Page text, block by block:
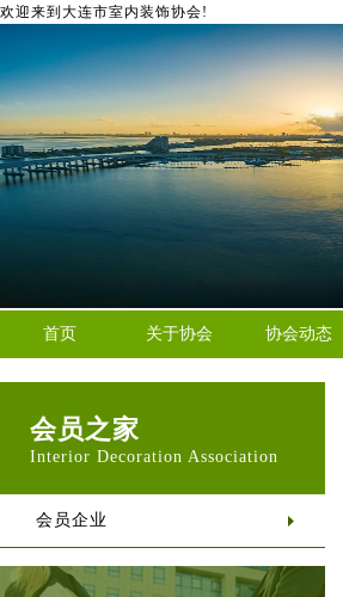
欢迎来到大连市室内装饰协会!
首页 关于协会 协会动态
会员之家
Interior Decoration Association
会员企业